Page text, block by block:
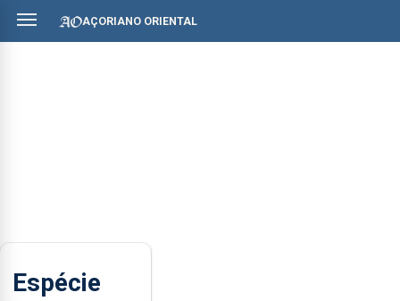
AÇORIANO ORIENTAL
Espécie